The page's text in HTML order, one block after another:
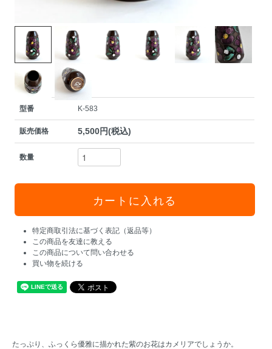
型番 K-583
販売価格 5,500円(税込)
数量
特定商取引法に基づく表記（返品等）
この商品を友達に教える
この商品について問い合わせる
買い物を続ける
たっぷり、ふっくら優雅に描かれた紫のお花はカメリアでしょうか。